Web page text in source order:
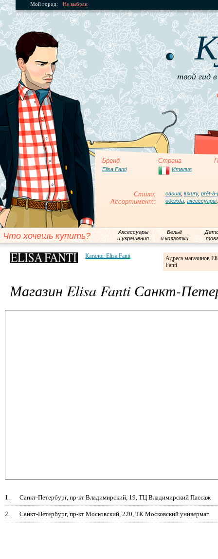
Мой город: Не выбран
твой гид
Бренд Страна
Elisa Fanti Италия
Стили: casual, luxury, prêt-à-
Ассортимент: одежда аксессуары
Что хочешь купить?
Аксессуары
и украшения
Бельё
и колготки
Каталог Elisa Fanti
Адреса магазинов
Fanti
Магазин Elisa Fanti Санкт-
1. Санкт-Петербург, пр-кт Владимирский, 19, ТЦ Владимирский Пассаж
2. Санкт-Петербург, пр-кт Московский, 220, ТК Московский универмаг